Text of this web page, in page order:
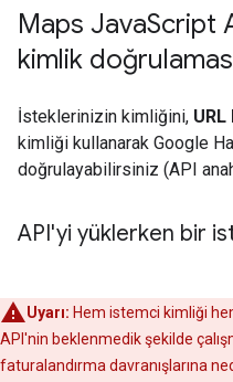
Maps JavaScript
kimlik
İsteklerinizin kimliğini, URL
kimliği kullanarak Google
doğrulayabilirsiniz (API
API'yi yüklerken bir
Uyarı: Hem istemci kimliği
API'nin beklenmedik şekilde
faturalandırma davranışlarına